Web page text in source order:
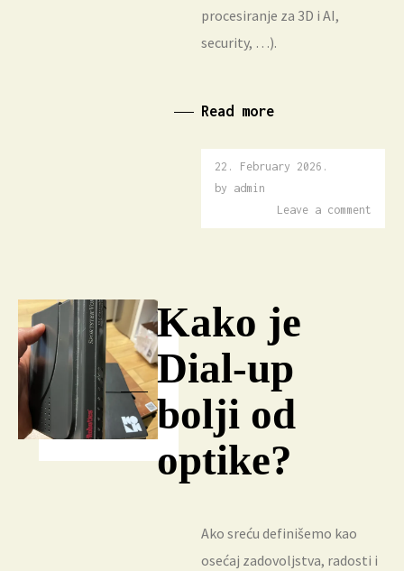
procesiranje za 3D i AI,
security, …).
Read more
22. February 2026.
by admin
Leave a comment
Kako je
Dial-up
bolji od
optike?
Ako sreću definišemo kao
osećaj zadovoljstva, radosti i